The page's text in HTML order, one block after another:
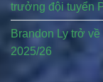
trưởng đội tuyển
Brandon Ly trở
2025/26